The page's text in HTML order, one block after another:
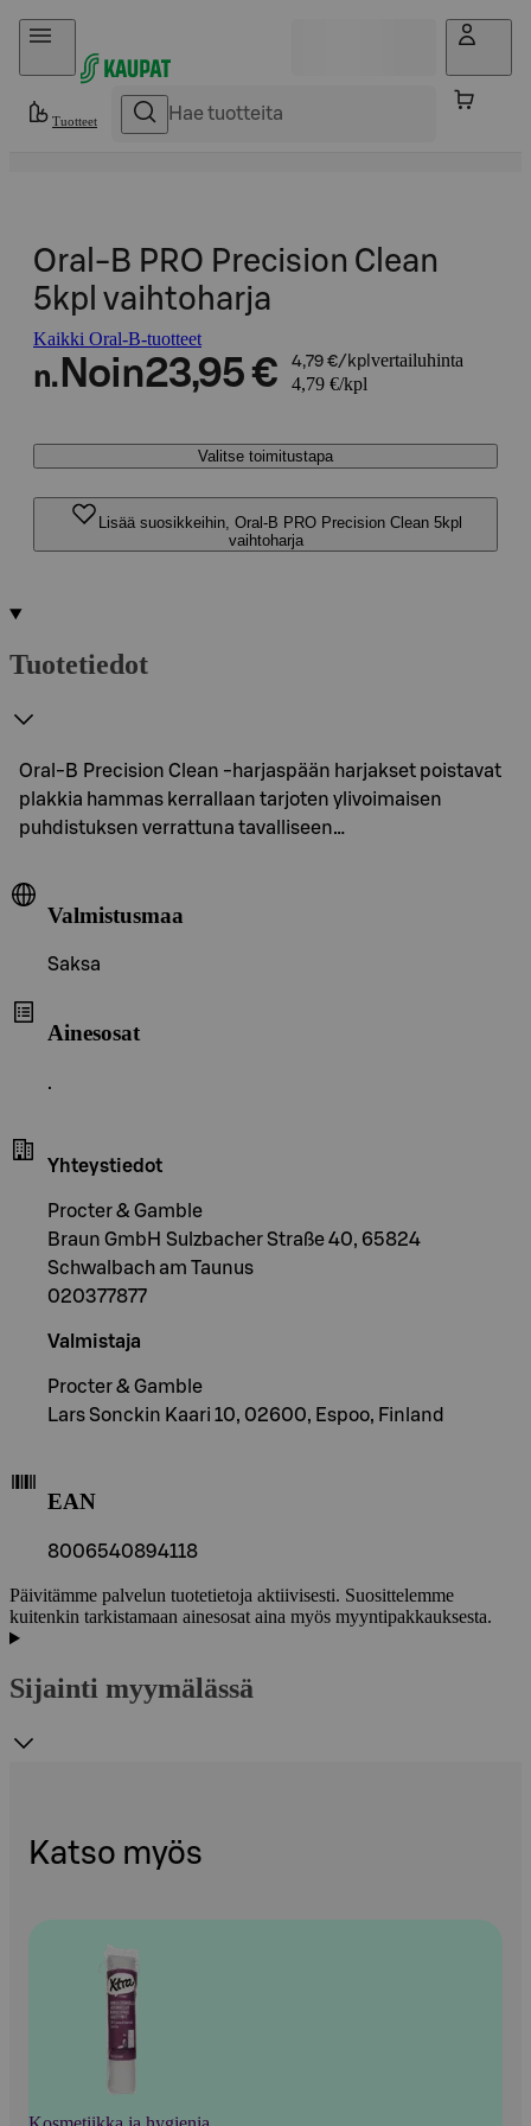
Hyppää sisältöön
Tuotteet
Oral-B PRO Precision Clean
5kpl vaihtoharja
Kaikki Oral-B-tuotteet
n. Noin23,95 € 4,79 €/kpl vertailuhinta
4,79 €/kpl
Valitse toimitustapa
Lisää suosikkeihin, Oral-B PRO Precision Clean 5kpl
vaihtoharja
Tuotetiedot
Oral-B Precision Clean -harjaspään harjakset poistavat
plakkia hammas kerrallaan tarjoten ylivoimaisen
puhdistuksen verrattuna tavalliseen…
Valmistusmaa
Saksa
Ainesosat
.
Yhteystiedot
Procter & Gamble
Braun GmbH Sulzbacher Straße 40, 65824
Schwalbach am Taunus
020377877
Valmistaja
Procter & Gamble
Lars Sonckin Kaari 10, 02600, Espoo, Finland
EAN
8006540894118
Päivitämme palvelun tuotetietoja aktiivisesti. Suosittelemme
kuitenkin tarkistamaan ainesosat aina myös myyntipakkauksesta.
Sijainti myymälässä
Katso myös